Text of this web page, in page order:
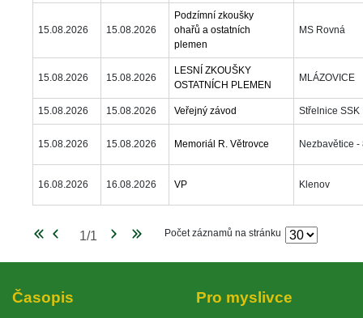
15.08.2026 15.08.2026
Podzímní zkoušky
ohařů a ostatních
plemen
MS Rovná
15.08.2026 15.08.2026
LESNÍ ZKOUŠKY
OSTATNÍCH PLEMEN
MLÁZOVICE
15.08.2026 15.08.2026 Veřejný závod Střelnice
15.08.2026 15.08.2026 Memoriál R. Větrovce Nezbavětice -
16.08.2026 16.08.2026 VP Klenov
Počet záznamů na stránku
Časopi Pro myslivce